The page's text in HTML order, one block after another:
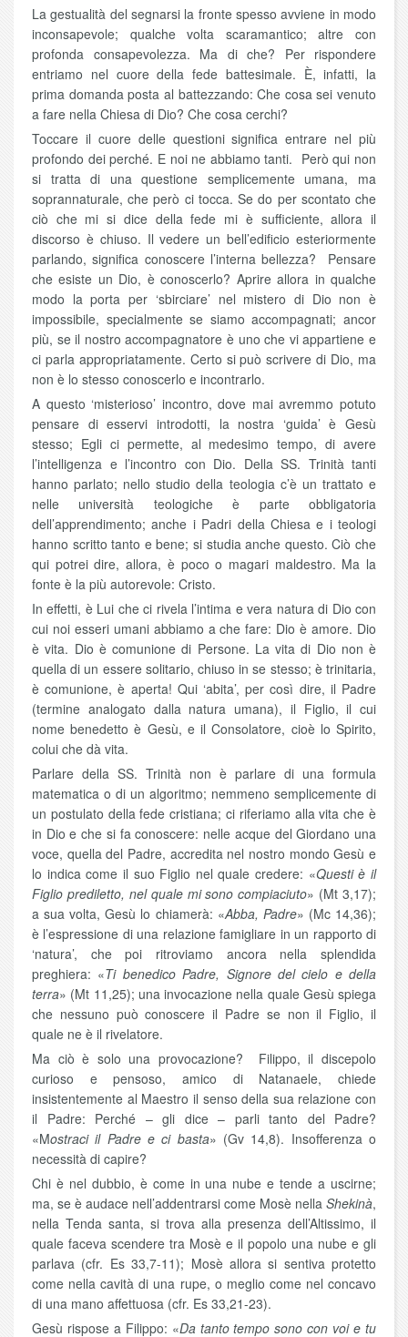
La gestualità del segnarsi la fronte spesso avviene in modo
inconsapevole; qualche volta scaramantico; altre con
profonda consapevolezza. Ma di che? Per rispondere
entriamo nel cuore della fede battesimale. È, infatti, la
prima domanda posta al battezzando: Che cosa sei venuto
a fare nella Chiesa di Dio? Che cosa cerchi?
Toccare il cuore delle questioni significa entrare nel più
profondo dei perché. E noi ne abbiamo tanti. Però qui non
si tratta di una questione semplicemente umana, ma
soprannaturale, che però ci tocca. Se do per scontato che
ciò che mi si dice della fede mi è sufficiente, allora il
discorso è chiuso. Il vedere un bell’edificio esteriormente
parlando, significa conoscere l’interna bellezza? Pensare
che esiste un Dio, è conoscerlo? Aprire allora in qualche
modo la porta per ‘sbirciare’ nel mistero di Dio non è
impossibile, specialmente se siamo accompagnati; ancor
più, se il nostro accompagnatore è uno che vi appartiene e
ci parla appropriatamente. Certo si può scrivere di Dio, ma
non è lo stesso conoscerlo e incontrarlo.
A questo ‘misterioso’ incontro, dove mai avremmo potuto
pensare di esservi introdotti, la nostra ‘guida’ è Gesù
stesso; Egli ci permette, al medesimo tempo, di avere
l’intelligenza e l’incontro con Dio. Della SS. Trinità tanti
hanno parlato; nello studio della teologia c’è un trattato e
nelle università teologiche è parte obbligatoria
dell’apprendimento; anche i Padri della Chiesa e i teologi
hanno scritto tanto e bene; si studia anche questo. Ciò che
qui potrei dire, allora, è poco o magari maldestro. Ma la
fonte è la più autorevole: Cristo.
In effetti, è Lui che ci rivela l’intima e vera natura di Dio con
cui noi esseri umani abbiamo a che fare: Dio è amore. Dio
è vita. Dio è comunione di Persone. La vita di Dio non è
quella di un essere solitario, chiuso in se stesso; è trinitaria,
è comunione, è aperta! Qui ‘abita’, per così dire, il Padre
(termine analogato dalla natura umana), il Figlio, il cui
nome benedetto è Gesù, e il Consolatore, cioè lo Spirito,
colui che dà vita.
Parlare della SS. Trinità non è parlare di una formula
matematica o di un algoritmo; nemmeno semplicemente di
un postulato della fede cristiana; ci riferiamo alla vita che è
in Dio e che si fa conoscere: nelle acque del Giordano una
voce, quella del Padre, accredita nel nostro mondo Gesù e
lo indica come il suo Figlio nel quale credere: «Questi è il
Figlio prediletto, nel quale mi sono compiaciuto» (Mt 3,17);
a sua volta, Gesù lo chiamerà: «Abba, Padre» (Mc 14,36);
è l’espressione di una relazione famigliare in un rapporto di
‘natura’, che poi ritroviamo ancora nella splendida
preghiera: «Ti benedico Padre, Signore del cielo e della
terra» (Mt 11,25); una invocazione nella quale Gesù spiega
che nessuno può conoscere il Padre se non il Figlio, il
quale ne è il rivelatore.
Ma ciò è solo una provocazione? Filippo, il discepolo
curioso e pensoso, amico di Natanaele, chiede
insistentemente al Maestro il senso della sua relazione con
il Padre: Perché – gli dice – parli tanto del Padre?
«Mostraci il Padre e ci basta» (Gv 14,8). Insofferenza o
necessità di capire?
Chi è nel dubbio, è come in una nube e tende a uscirne;
ma, se è audace nell’addentrarsi come Mosè nella Shekinà,
nella Tenda santa, si trova alla presenza dell’Altissimo, il
quale faceva scendere tra Mosè e il popolo una nube e gli
parlava (cfr. Es 33,7-11); Mosè allora si sentiva protetto
come nella cavità di una rupe, o meglio come nel concavo
di una mano affettuosa (cfr. Es 33,21-23).
Gesù rispose a Filippo: «Da tanto tempo sono con voi e tu